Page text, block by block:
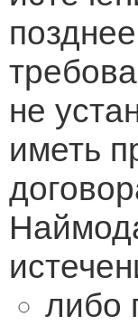
не
иметь
либо